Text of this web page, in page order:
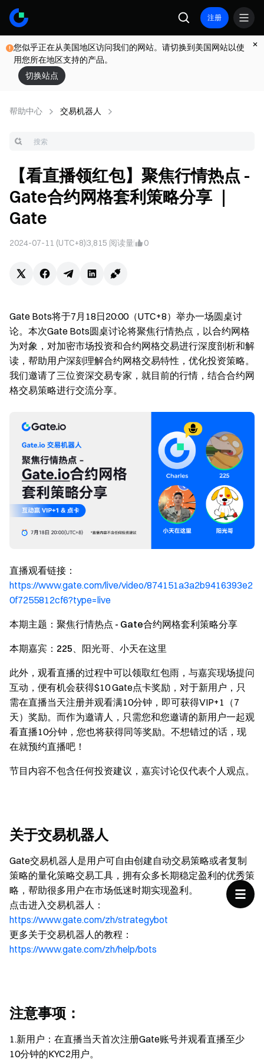
注册
您似乎正在从美国地区访问我们的网站。请切换到美国网站以使
用您所在地区支持的产品。
切换站点
帮助中心 交易机器人
【看直播领红包】聚焦行情热点 -
Gate合约网格套利策略分享 ｜
Gate
2024-07-11 (UTC+8)3,815 阅读量 0
Gate Bots将于7月18日20:00（UTC+8）举办一场圆桌讨
论。本次Gate Bots圆桌讨论将聚焦行情热点，以合约网格
为对象，对加密市场投资和合约网格交易进行深度剖析和解
读，帮助用户深刻理解合约网格交易特性，优化投资策略。
我们邀请了三位资深交易专家，就目前的行情，结合合约网
格交易策略进行交流分享。
直播观看链接：
https://www.gate.com/live/video/874151a3a2b9416393e2
0f7255812cf6?type=live
本期主题：聚焦行情热点 - Gate合约网格套利策略分享
本期嘉宾：225、阳光哥、小天在这里
此外，观看直播的过程中可以领取红包雨，与嘉宾现场提问
互动，便有机会获得$10 Gate点卡奖励，对于新用户，只
需在直播当天注册并观看满10分钟，即可获得VIP+1（7
天）奖励。而作为邀请人，只需您和您邀请的新用户一起观
看直播10分钟，您也将获得同等奖励。不想错过的话，现
在就预约直播吧！
节目内容不包含任何投资建议，嘉宾讨论仅代表个人观点。
关于交易机器人
Gate交易机器人是用户可自由创建自动交易策略或者复制
策略的量化策略交易工具，拥有众多长期稳定盈利的优秀策
略，帮助很多用户在市场低迷时期实现盈利。
点击进入交易机器人：
https://www.gate.com/zh/strategybot
更多关于交易机器人的教程：
https://www.gate.com/zh/help/bots
注意事项：
1.新用户：在直播当天首次注册Gate账号并观看直播至少
10分钟的KYC2用户。